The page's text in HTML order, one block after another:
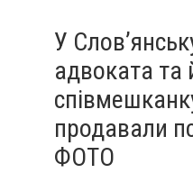
У
адвоката та
продавали
ФОТО